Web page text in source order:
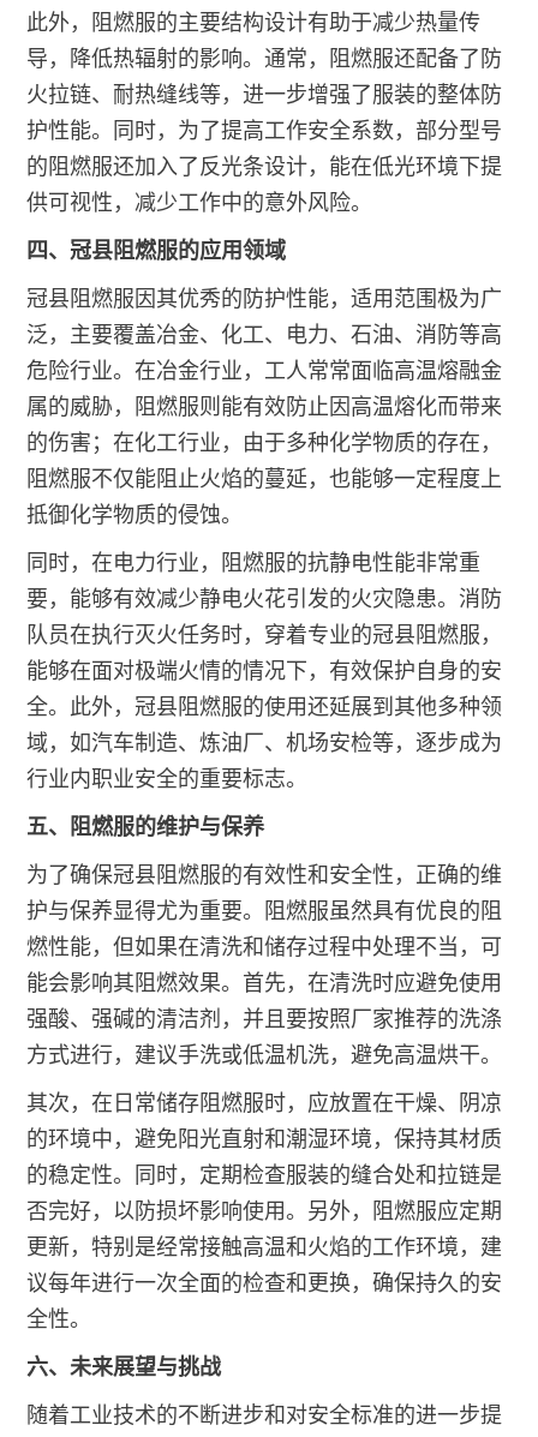
此外，阻燃服的主要结构设计有助于减少热量传
导，降低热辐射的影响。通常，阻燃服还配备了防
火拉链、耐热缝线等，进一步增强了服装的整体防
护性能。同时，为了提高工作安全系数，部分型号
的阻燃服还加入了反光条设计，能在低光环境下提
供可视性，减少工作中的意外风险。
四、冠县阻燃服的应用领域
冠县阻燃服因其优秀的防护性能，适用范围极为广
泛，主要覆盖冶金、化工、电力、石油、消防等高
危险行业。在冶金行业，工人常常面临高温熔融金
属的威胁，阻燃服则能有效防止因高温熔化而带来
的伤害；在化工行业，由于多种化学物质的存在，
阻燃服不仅能阻止火焰的蔓延，也能够一定程度上
抵御化学物质的侵蚀。
同时，在电力行业，阻燃服的抗静电性能非常重
要，能够有效减少静电火花引发的火灾隐患。消防
队员在执行灭火任务时，穿着专业的冠县阻燃服，
能够在面对极端火情的情况下，有效保护自身的安
全。此外，冠县阻燃服的使用还延展到其他多种领
域，如汽车制造、炼油厂、机场安检等，逐步成为
行业内职业安全的重要标志。
五、阻燃服的维护与保养
为了确保冠县阻燃服的有效性和安全性，正确的维
护与保养显得尤为重要。阻燃服虽然具有优良的阻
燃性能，但如果在清洗和储存过程中处理不当，可
能会影响其阻燃效果。首先，在清洗时应避免使用
强酸、强碱的清洁剂，并且要按照厂家推荐的洗涤
方式进行，建议手洗或低温机洗，避免高温烘干。
其次，在日常储存阻燃服时，应放置在干燥、阴凉
的环境中，避免阳光直射和潮湿环境，保持其材质
的稳定性。同时，定期检查服装的缝合处和拉链是
否完好，以防损坏影响使用。另外，阻燃服应定期
更新，特别是经常接触高温和火焰的工作环境，建
议每年进行一次全面的检查和更换，确保持久的安
全性。
六、未来展望与挑战
随着工业技术的不断进步和对安全标准的进一步提